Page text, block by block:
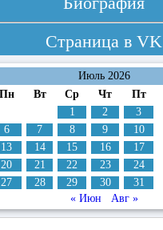
Страница в VK
Июль 2026
Пн
Вт Ср Чт Пт
1
2 3
6
7 8 9 10
13
14 15 16 17
20
21 22 23 24
27
28 29 30
31
« Июн
Авг »